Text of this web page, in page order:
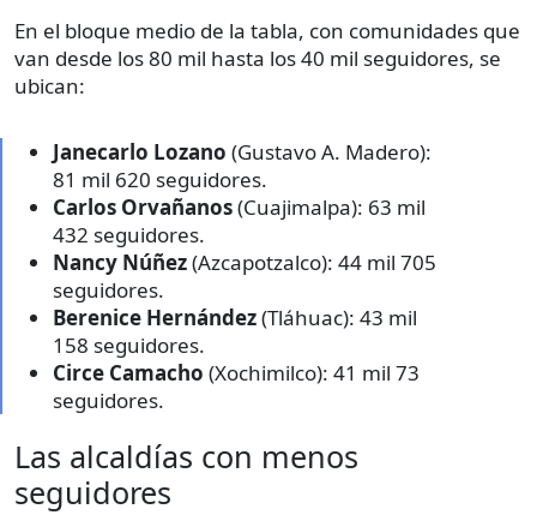
En el bloque medio de la tabla, con comunidades que
van desde los 80 mil hasta los 40 mil seguidores, se
ubican:
Janecarlo Lozano (Gustavo A. Madero):
81 mil 620 seguidores.
Carlos Orvañanos(Cuajimalpa): 63 mil
432 seguidores.
Nancy Núñez(Azcapotzalco): 44 mil 705
seguidores.
Berenice Hernández(Tláhuac): 43 mil
158 seguidores.
Circe Camacho (Xochimilco): 41 mil 73
seguidores.
Las alcaldías con menos
seguidores